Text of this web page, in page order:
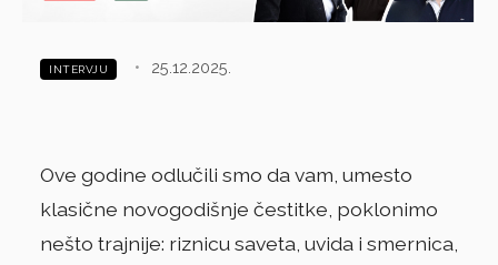
INTERVJU • 25.12.2025.
Ove godine odlučili smo da vam, umesto
klasične novogodišnje čestitke, poklonimo
nešto trajnije: riznicu saveta, uvida i smernica,